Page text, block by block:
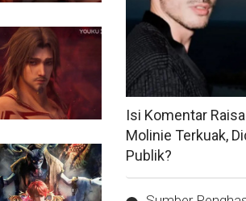
Isi Komentar
Molinie Terkuak,
Publik?